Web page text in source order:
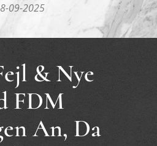
09-2025
& Nye
FDM
An, Da